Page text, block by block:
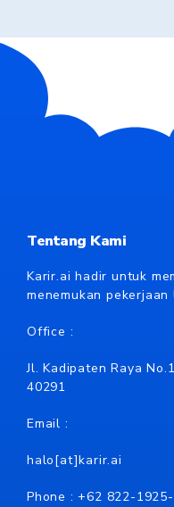
Tentang Kami
Karir.ai hadir untuk
menemukan
Office :
Jl. Kadipaten Raya
40291
Email :
halo[at]karir.ai
Phone : +62 822-